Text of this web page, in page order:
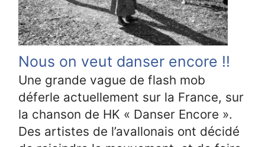
Nous on veut danser encore !!
Une grande vague de flash mob
déferle actuellement sur la France, sur
la chanson de HK « Danser Encore ».
Des artistes de l’avallonais ont décidé